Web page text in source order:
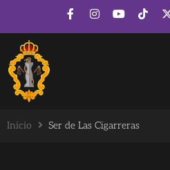
Inicio Ser de Las Cigarreras